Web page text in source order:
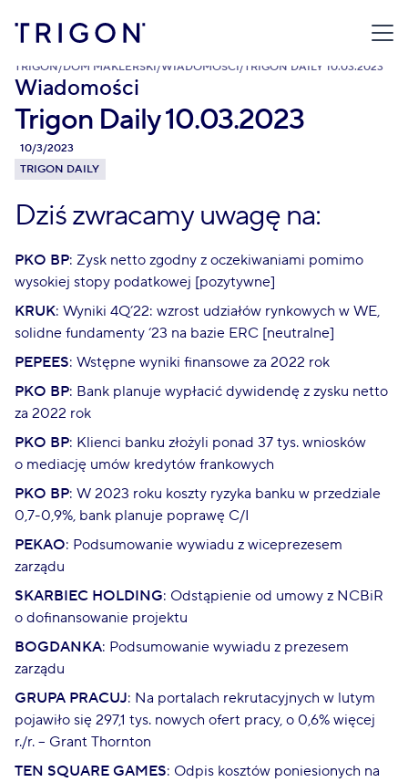
TRIGON/DOM MAKLERSKI/WIADOMOŚCI/ TRIGON DAILY 10.03.2023
Wiadomości
Trigon Daily 10.03.2023
10/3/2023
TRIGON DAILY
Dziś zwracamy uwagę na:
PKO BP: Zysk netto zgodny z oczekiwaniami pomimo
wysokiej stopy podatkowej [pozytywne]
KRUK: Wyniki 4Q’22: wzrost udziałów rynkowych w WE,
solidne fundamenty ‘23 na bazie ERC [neutralne]
PEPEES: Wstępne wyniki finansowe za 2022 rok
PKO BP: Bank planuje wypłacić dywidendę z zysku netto
za 2022 rok
PKO BP: Klienci banku złożyli ponad 37 tys. wniosków
o mediację umów kredytów frankowych
PKO BP: W 2023 roku koszty ryzyka banku w przedziale
0,7-0,9%, bank planuje poprawę C/I
PEKAO: Podsumowanie wywiadu z wiceprezesem
zarządu
SKARBIEC HOLDING: Odstąpienie od umowy z NCBiR
o dofinansowanie projektu
BOGDANKA: Podsumowanie wywiadu z prezesem
zarządu
GRUPA PRACUJ: Na portalach rekrutacyjnych w lutym
pojawiło się 297,1 tys. nowych ofert pracy, o 0,6% więcej
r./r. – Grant Thornton
TEN SQUARE GAMES: Odpis kosztów poniesionych na